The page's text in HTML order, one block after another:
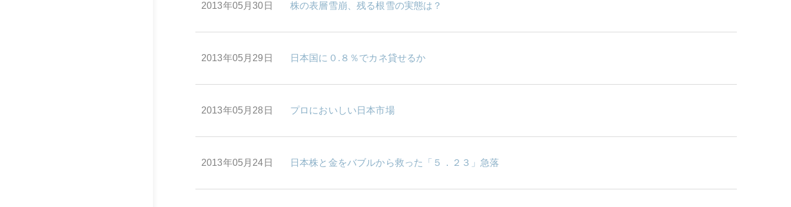
2013年05月30日 株の表層雪崩、残る根雪の実態は？
2013年05月29日 日本国に０.８％でカネ貸せるか
2013年05月28日 プロにおいしい日本市場
2013年05月24日 日本株と金をバブルから救った「５．２３」急落